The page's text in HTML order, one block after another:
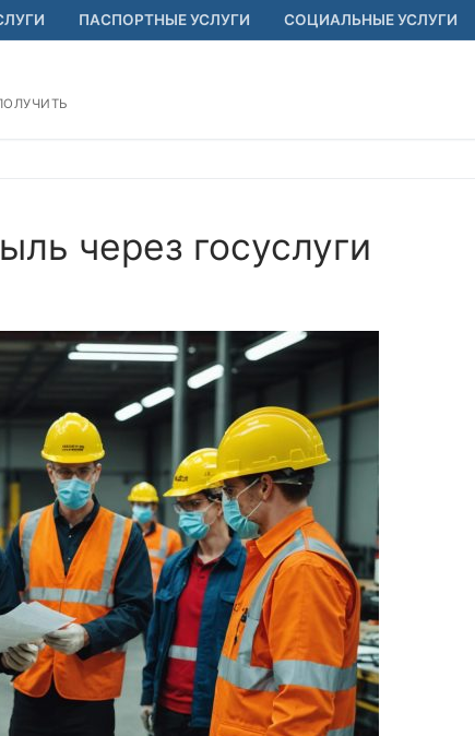
ПАСПОРТНЫЕ УСЛУГИ СОЦИАЛЬНЫЕ УСЛУГИ
через госуслуги